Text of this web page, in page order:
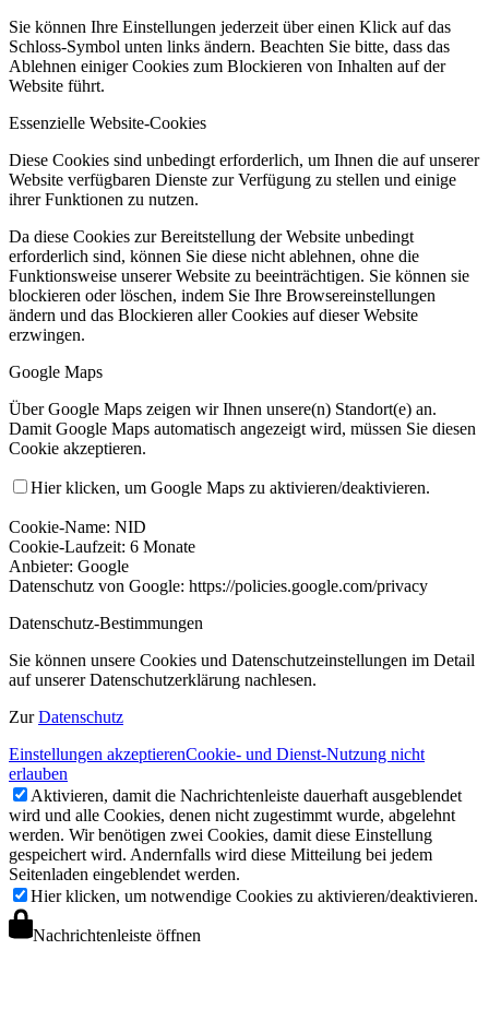
Sie können Ihre Einstellungen jederzeit über einen Klick auf das
Schloss-Symbol unten links ändern. Beachten Sie bitte, dass das
Ablehnen einiger Cookies zum Blockieren von Inhalten auf der
Website führt.
Essenzielle Website-Cookies
Diese Cookies sind unbedingt erforderlich, um Ihnen die auf unserer
Website verfügbaren Dienste zur Verfügung zu stellen und einige
ihrer Funktionen zu nutzen.
Da diese Cookies zur Bereitstellung der Website unbedingt
erforderlich sind, können Sie diese nicht ablehnen, ohne die
Funktionsweise unserer Website zu beeinträchtigen. Sie können sie
blockieren oder löschen, indem Sie Ihre Browsereinstellungen
ändern und das Blockieren aller Cookies auf dieser Website
erzwingen.
Google Maps
Über Google Maps zeigen wir Ihnen unsere(n) Standort(e) an.
Damit Google Maps automatisch angezeigt wird, müssen Sie diesen
Cookie akzeptieren.
Hier klicken, um Google Maps zu aktivieren/deaktivieren.
Cookie-Name: NID
Cookie-Laufzeit: 6 Monate
Anbieter: Google
Datenschutz von Google: https://policies.google.com/privacy
Datenschutz-Bestimmungen
Sie können unsere Cookies und Datenschutzeinstellungen im Detail
auf unserer Datenschutzerklärung nachlesen.
ZurDatenschutz
Einstellungen akzeptierenCookie- und Dienst-Nutzung nicht
erlauben
Aktivieren, damit die Nachrichtenleiste dauerhaft ausgeblendet
wird und alle Cookies, denen nicht zugestimmt wurde, abgelehnt
werden. Wir benötigen zwei Cookies, damit diese Einstellung
gespeichert wird. Andernfalls wird diese Mitteilung bei jedem
Seitenladen eingeblendet werden.
Hier klicken, um notwendige Cookies zu aktivieren/deaktivieren.
Nachrichtenleiste öffnen